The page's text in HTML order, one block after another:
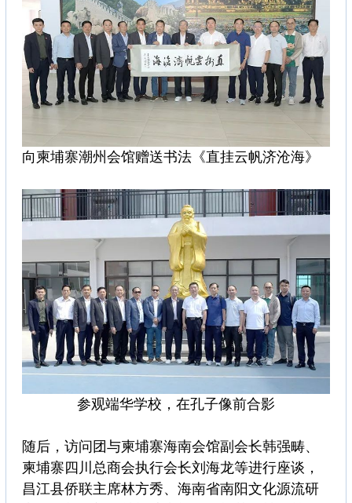
向柬埔寨潮州会馆赠送书法《直挂云帆济沧海》
参观端华学校，在孔子像前合影
随后，访问团与柬埔寨海南会馆副会长韩强畴、
柬埔寨四川总商会执行会长刘海龙等进行座谈，
昌江县侨联主席林方秀、海南省南阳文化源流研